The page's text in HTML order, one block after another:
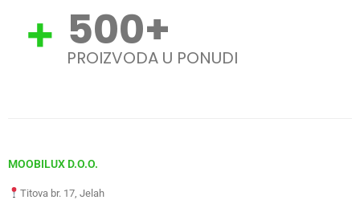
500+
PROIZVODA U PONUDI
MOOBILUX D.O.O.
Titova br. 17, Jelah